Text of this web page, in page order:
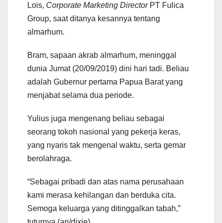
Lois, Corporate Marketing DirectorPT Fulica
Group, saat ditanya kesannya tentang
almarhum.
Bram, sapaan akrab almarhum, meninggal
dunia Jumat (20/09/2019) dini hari tadi. Beliau
adalah Gubernur pertama Papua Barat yang
menjabat selama dua periode.
Yulius juga mengenang beliau sebagai
seorang tokoh nasional yang pekerja keras,
yang nyaris tak mengenal waktu, serta gemar
berolahraga.
“Sebagai pribadi dan atas nama perusahaan
kami merasa kehilangan dan berduka cita.
Semoga keluarga yang ditinggalkan tabah,”